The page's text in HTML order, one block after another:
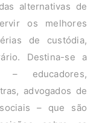
alternativas de
os melhores
de custódia,
Destina-se a
– educadores,
advogados de
– que são